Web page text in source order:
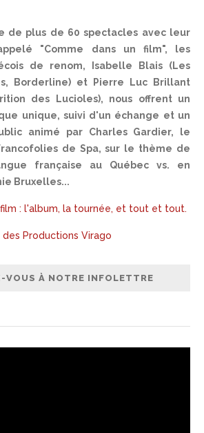
de plus de 60 spectacles avec leur
"Comme dans un film", les
de renom, Isabelle Blais (Les
Borderline) et Pierre Luc Brillant
des Lucioles), nous offrent un
unique, suivi d'un échange et un
animé par Charles Gardier, le
de Spa, sur le thème de
française au Québec vs. en
Bruxelles...
: l'album, la tournée, et tout et tout.
Productions Virago